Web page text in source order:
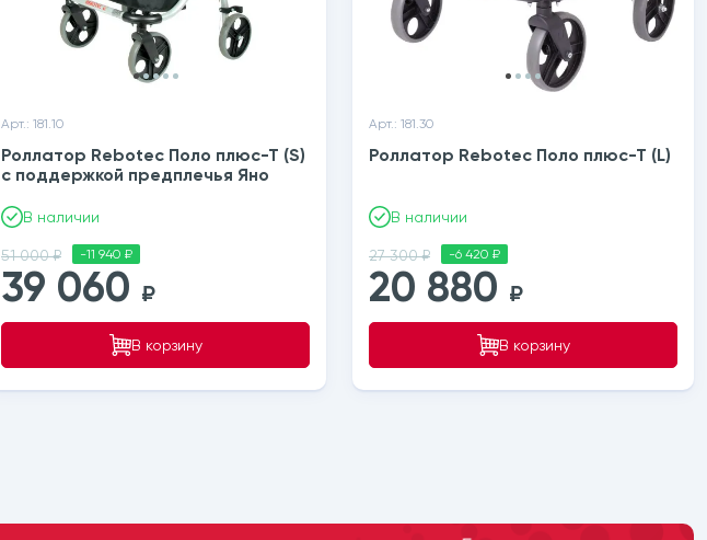
Арт.: 181.10
Роллатор Rebotec Поло плюс-Т (S)
с поддержкой предплечья Яно
В наличии
51 000 ₽ -11 940 ₽
39 060 ₽
В корзину
Арт.: 181.30
Роллатор Rebotec Поло плюс-Т (L)
В наличии
27 300 ₽ -6 420 ₽
20 880 ₽
В корзину